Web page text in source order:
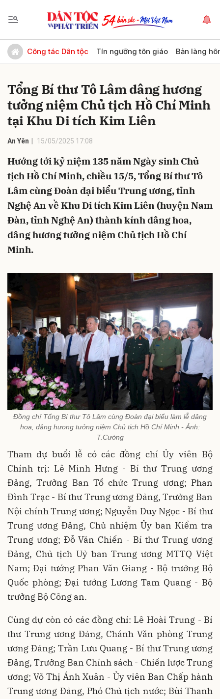
Công tác Dân tộc Tín ngưỡng tôn giáo Bản làng
Tổng Bí thư Tô Lâm dâng hương
tưởng niệm Chủ tịch Hồ Chí Minh
tại Khu Di tích Kim Liên
An Yên 15/05/2025 17:08
Hướng tới kỷ niệm 135 năm Ngày sinh Chủ
tịch Hồ Chí Minh, chiều 15/5, Tổng Bí thư Tô
Lâm cùng Đoàn đại biểu Trung ương, tỉnh
Nghệ An về Khu Di tích Kim Liên (huyện Nam
Đàn, tỉnh Nghệ An) thành kính dâng hoa,
dâng hương tưởng niệm Chủ tịch Hồ Chí
Minh.
Đồng chí Tổng Bí thư Tô Lâm cùng Đoàn đại biểu làm lễ dâng
hoa, dâng hương tưởng niệm Chủ tịch Hồ Chí Minh - Ảnh:
T.Cường
Tham dự buổi lễ có các đồng chí Ủy viên Bộ
Chính trị: Lê Minh Hưng - Bí thư Trung ương
Đảng, Trưởng Ban Tổ chức Trung ương; Phan
Đình Trạc - Bí thư Trung ương Đảng, Trưởng Ban
Nội chính Trung ương; Nguyễn Duy Ngọc - Bí thư
Trung ương Đảng, Chủ nhiệm Ủy ban Kiểm tra
Trung ương; Đỗ Văn Chiến - Bí thư Trung ương
Đảng, Chủ tịch Uỷ ban Trung ương MTTQ Việt
Nam; Đại tướng Phan Văn Giang - Bộ trưởng Bộ
Quốc phòng; Đại tướng Lương Tam Quang - Bộ
trưởng Bộ Công an.
Cùng dự còn có các đồng chí: Lê Hoài Trung - Bí
thư Trung ương Đảng, Chánh Văn phòng Trung
ương Đảng; Trần Lưu Quang - Bí thư Trung ương
Đảng, Trưởng Ban Chính sách - Chiến lược Trung
ương; Võ Thị Ánh Xuân - Ủy viên Ban Chấp hành
Trung ương Đảng, Phó Chủ tịch nước; Bùi Thanh
Gửi bình luận